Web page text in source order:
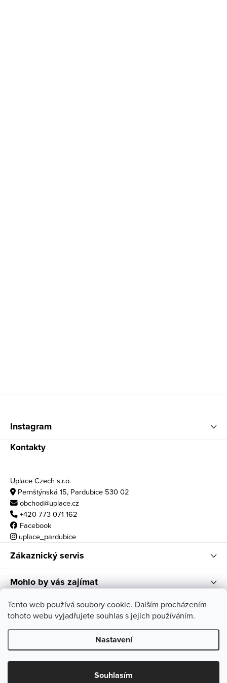
Tento web používá soubory cookie. Dalším procházením
tohoto webu vyjadřujete souhlas s jejich používáním.
Nastavení
Souhlasím
Instagram
Kontakty
Uplace Czech s.r.o.
Pernštýnská 15, Pardubice 530 02
obchod@uplace.cz
+420 773 071 162
Facebook
uplace_pardubice
Zákaznický servis
Mohlo by vás zajímat
Otvírací doba
Copyright 2026Uplace. Všechna práva vyhrazena.